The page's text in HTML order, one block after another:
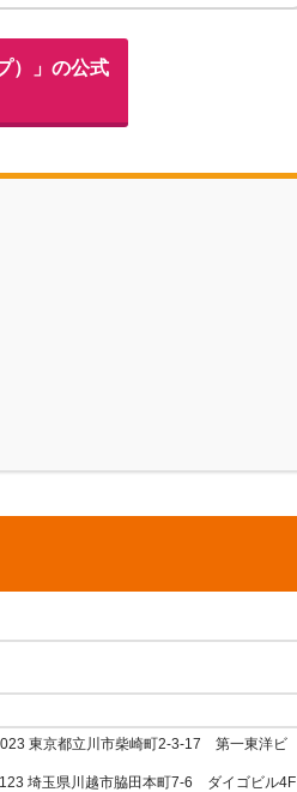
）」の公式
東京都立川市柴崎町2-3-17 第一東洋ビ
埼玉県川越市脇田本町7-6 ダイゴビル4F